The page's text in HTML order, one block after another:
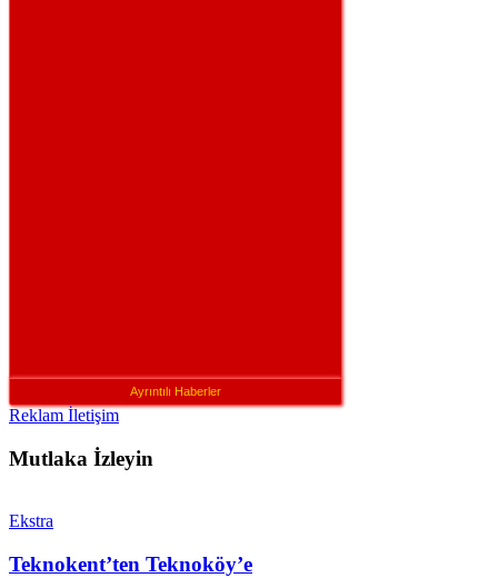
Ayrıntılı Haberler
Reklam İletişim
Mutlaka İzleyin
Ekstra
Teknokent’ten Teknoköy’e